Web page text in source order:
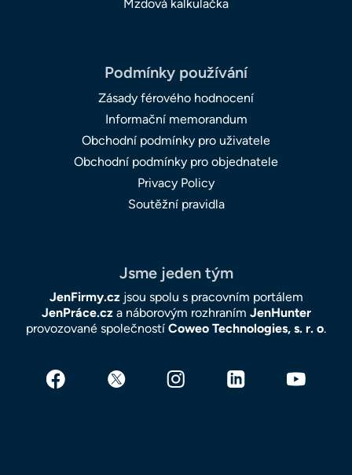
Mzdová kalkulačka
Podmínky používání
Zásady férového hodnocení
Informační memorandum
Obchodní podmínky pro uživatele
Obchodní podmínky pro objednatele
Privacy Policy
Soutěžní pravidla
Jsme jeden tým
JenFirmy.czjsou spolu s pracovním portálem
JenPráce.cza náborovým rozhraním JenHunter
provozované společností Coweo Technologies, s. r. o.